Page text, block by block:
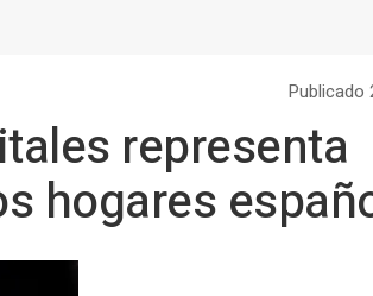
Publicado
representa
hogares